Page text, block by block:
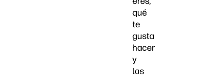
qué
te
gusta
hacer
y
las